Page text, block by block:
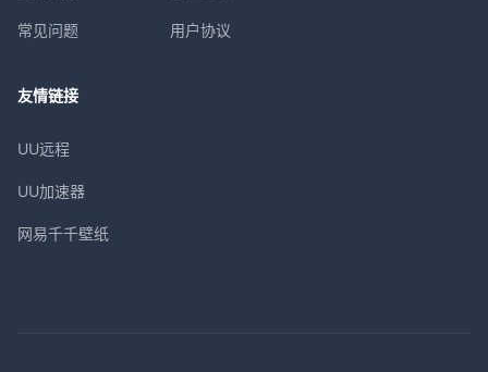
常见问题 用户协议
友情链接
UU远程
UU加速器
网易千千壁纸